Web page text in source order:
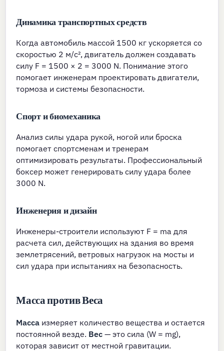
Динамика транспортных средств
Когда автомобиль массой 1500 кг ускоряется со
скоростью 2 м/с², двигатель должен создавать
силу F = 1500 × 2 = 3000 N. Понимание этого
помогает инженерам проектировать двигатели,
тормоза и системы безопасности.
Спорт и биомеханика
Анализ силы удара рукой, ногой или броска
помогает спортсменам и тренерам
оптимизировать результаты. Профессиональный
боксер может генерировать силу удара более
3000 N.
Инженерия и дизайн
Инженеры-строители используют F = ma для
расчета сил, действующих на здания во время
землетрясений, ветровых нагрузок на мосты и
сил удара при испытаниях на безопасность.
Масса против Веса
Масса измеряет количество вещества и остается
постоянной везде. Вес — это сила (W = mg),
которая зависит от местной гравитации.